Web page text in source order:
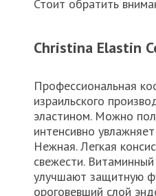
Стоит обратить
Christina Elastin
Профессиональная
израильского
эластином. Можно
интенсивно
Нежная. Легкая
свежести.
улучшают защитную
ороговевший слой